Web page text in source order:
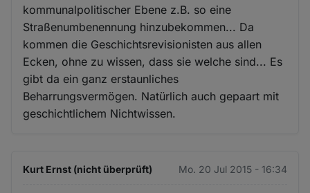
kommunalpolitischer Ebene z.B. so eine
Straßenumbenennung hinzubekommen... Da
kommen die Geschichtsrevisionisten aus allen
Ecken, ohne zu wissen, dass sie welche sind... Es
gibt da ein ganz erstaunliches
Beharrungsvermögen. Natürlich auch gepaart mit
geschichtlichem Nichtwissen.
Kurt Ernst (nicht überprüft) Mo. 20 Jul 2015 - 16:34